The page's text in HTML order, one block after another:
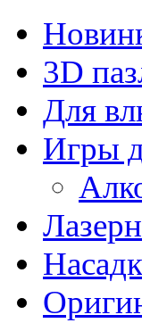
3D
Для
Игры